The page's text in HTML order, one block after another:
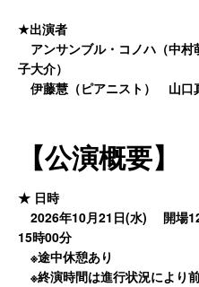
★出演者
アンサンブル・コノハ（中村
子大介）
伊藤慧（ピアニスト） 山口
【公演概要】
★ 日時
2026年10月21日(水) 開場
15時00分
※途中休憩あり
※終演時間は進行状況により